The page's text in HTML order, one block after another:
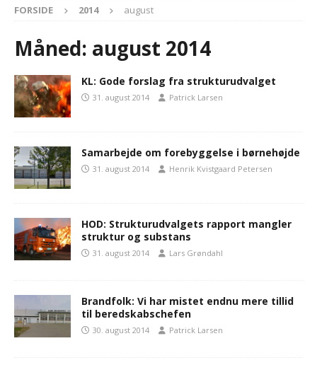
FORSIDE 2014 august
Måned: august 2014
KL: Gode forslag fra strukturudvalget
31. august 2014 Patrick Larsen
Samarbejde om forebyggelse i børnehøjde
31. august 2014 Henrik Kvistgaard Petersen
HOD: Strukturudvalgets rapport mangler
struktur og substans
31. august 2014 Lars Grøndahl
Brandfolk: Vi har mistet endnu mere tillid
til beredskabschefen
30. august 2014 Patrick Larsen